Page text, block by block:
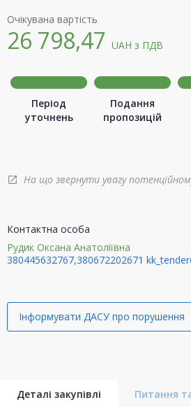
Очікувана вартість
26 798,47 UAH з ПДВ
Період
уточнень
Подання
пропозицій
open_in_new На що звернути увагу
Контактна особа
Рудик Оксана Анатоліївна
380445632767,380672202671
Інформувати ДАСУ про порушення
Деталі закупівлі Питання